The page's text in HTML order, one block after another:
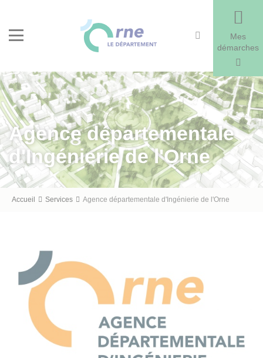
Menu
Mes
démarches
Agence départementale
d'Ingénierie de l'Orne
Fil
Accueil Services Agence départementale d'Ingénierie de l'Orne